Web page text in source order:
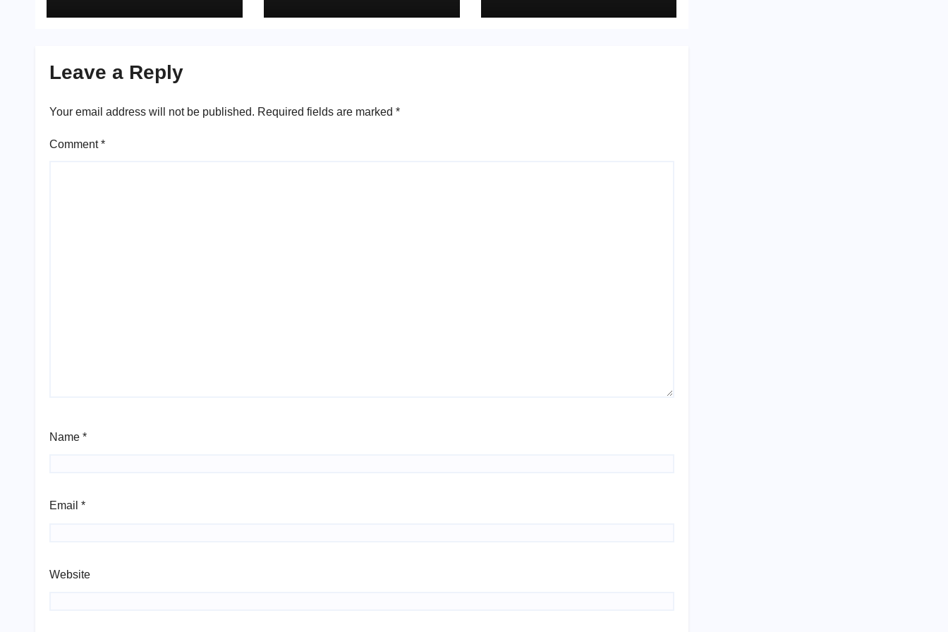
পারিবারিক কবরস্থানে দাফন
Leave a Reply
Your email address will not be published. Required fields are marked *
Comment*
Name *
Email *
Website